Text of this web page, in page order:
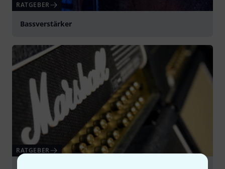
RATGEBER
Bassverstärker
RATGEBER